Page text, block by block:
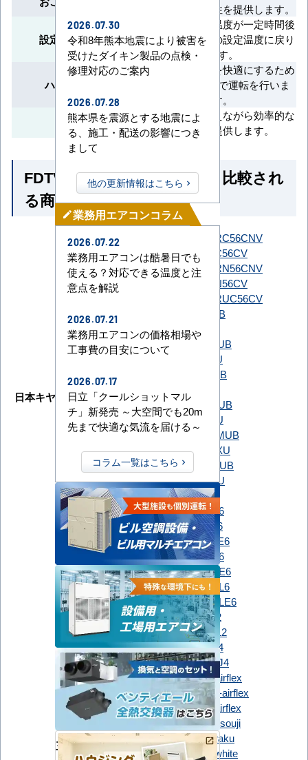
モードで快適性を提供します。
設定温度自動復帰
変更した設定温度が一定時間後
に自動的に元の設定温度に戻り
ます。
ハイパワー運転
短時間で室温を快適にするため
に、最大風量で運転を行いま
す。
省エネ運転
消費電力を抑えながら効率的な
冷暖房を提供します。
FDTV566H5SA-white とよく比較され
る商品
ダイキン
SZRC56CNV
SZRC56CTSZRC56CV
SZRN56CNT SZRN56CNV
SZRN56CTSZRN56CV
SZRUC56CV
日本キヤリア（旧：東芝）
GUEA056111MUB
GUEA056111XU
GUEA05611J1MUB
GUEA05611J1XU
GUSA056131MUB
GUSA05613J1MUB
GUSA05613J1XU
GUSA05613JP1MUB
GUSA05613JP1XU
GUSA05613P1MUB
GUSA05613P1XU
三菱電機
PLZ-ERMP56H6
PLZ-ERMP56HE6
PLZ-ERMP56HL6
PLZ-ERMP56HLE6
PLZ-ERMP56SH6
PLZ-ERMP56SHE6
PLZ-ERMP56SHL6
PLZ-ERMP56SHLE6
日立
RCI-GP56RSH12
RCI-GP56RSHJ12
RCIC-GP56RSH4
RCIC-GP56RSHJ4
三菱重工
FDTCV566H6S-airflex
FDTCV566HK6S-airflex
FDTV566H6SA-airflex
FDTV566H6SA-osouji
FDTV566H6SA-raku
FDTV566H6SA-white
2026.07.30
令和8年熊本地震により被害を
受けたダイキン製品の点検・
修理対応のご案内
2026.07.28
熊本県を震源とする地震によ
る、施工・配送の影響につき
まして
他の更新情報はこちら
mode_edit業務用エアコンコラム
2026.07.22
業務用エアコンは酷暑日でも
使える？対応できる温度と注
意点を解説
2026.07.21
業務用エアコンの価格相場や
工事費の目安について
2026.07.17
日立「クールショットマル
チ」新発売 ～大空間でも20m
先まで快適な気流を届ける～
コラム一覧はこちら